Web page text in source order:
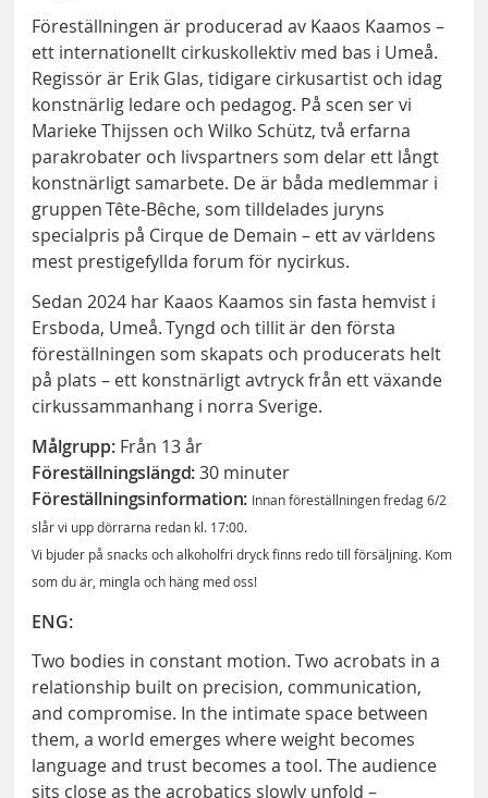
Föreställningen är producerad av Kaaos Kaamos –
ett internationellt cirkuskollektiv med bas i Umeå.
Regissör är Erik Glas, tidigare cirkusartist och idag
konstnärlig ledare och pedagog. På scen ser vi
Marieke Thijssen och Wilko Schütz, två erfarna
parakrobater och livspartners som delar ett långt
konstnärligt samarbete. De är båda medlemmar i
gruppen Tête-Bêche, som tilldelades juryns
specialpris på Cirque de Demain – ett av världens
mest prestigefyllda forum för nycirkus.
Sedan 2024 har Kaaos Kaamos sin fasta hemvist i
Ersboda, Umeå. Tyngd och tillit är den första
föreställningen som skapats och producerats helt
på plats – ett konstnärligt avtryck från ett växande
cirkussammanhang i norra Sverige.
Målgrupp: Från 13 år
Föreställningslängd:30 minuter
Föreställningsinformation: Innan föreställningen fredag 6/2
slår vi upp dörrarna redan kl. 17:00.
Vi bjuder på snacks och alkoholfri dryck finns redo till försäljning. Kom
som du är, mingla och häng med oss!
ENG:
Two bodies in constant motion. Two acrobats in a
relationship built on precision, communication,
and compromise. In the intimate space between
them, a world emerges where weight becomes
language and trust becomes a tool. The audience
sits close as the acrobatics slowly unfold –